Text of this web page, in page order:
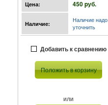
Цена: 450 pуб.
Наличие:
Наличие надо
уточнить
Добавить к сравнению
Положить в корзину
или